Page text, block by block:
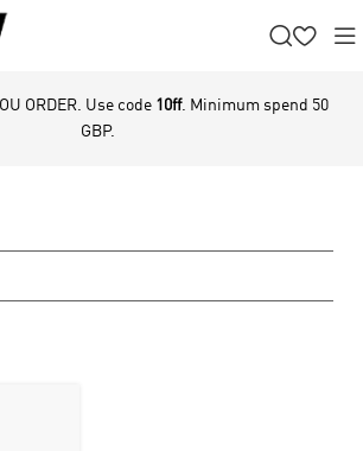
ORDER. Use code 10ff. Minimum spend 50
GBP.